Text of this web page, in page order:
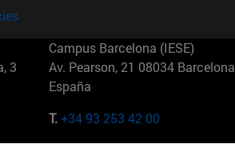
3
Campus Barcelona (IESE)
Av. Pearson, 21 08034 Barcelona
España
T.+34 93 253 42 00